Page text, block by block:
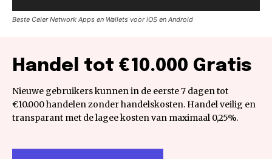
Beste Celer Network Apps en Wallets voor iOS en Android
Handel tot €10.000 Gratis
Nieuwe gebruikers kunnen in de eerste 7 dagen tot
€10.000 handelen zonder handelskosten. Handel veilig en
transparant met de lagee kosten van maximaal 0,25%.